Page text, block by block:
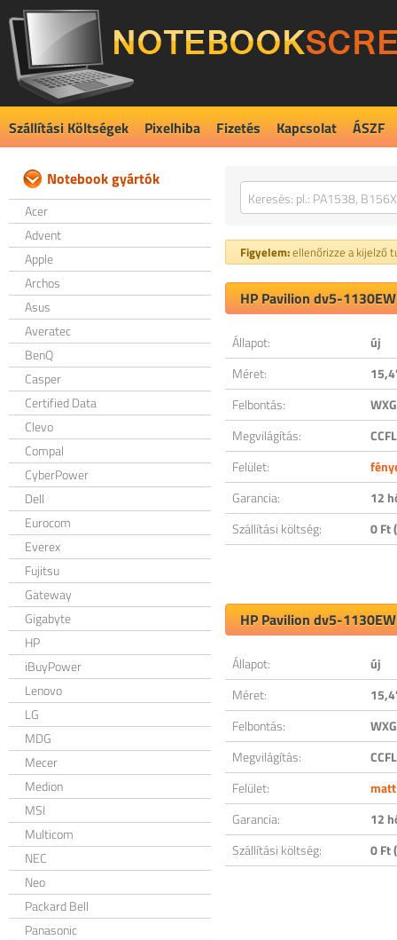
Szállítási Költségek Pixelhiba Fizetés Kapcsolat ÁSZF
Notebook gyártók
Acer
Advent
Apple
Archos
Asus
Averatec
BenQ
Casper
Certified Data
Clevo
Compal
CyberPower
Dell
Eurocom
Everex
Fujitsu
Gateway
Gigabyte
HP
iBuyPower
Lenovo
LG
MDG
Mecer
Medion
MSI
Multicom
NEC
Neo
Packard Bell
Panasonic
Figyelem:ellenőrizze a kijelző
HP Pavilion dv5-
Állapot:
új
Méret:
Felbontás:
Megvilágítás:
CCFL
Felület:
Garancia:
12
Szállítási költség:
0 Ft
HP Pavilion dv5-
Állapot:
új
Méret:
Felbontás:
Megvilágítás:
CCFL
Felület:
matt
Garancia:
12
Szállítási költség:
0 Ft